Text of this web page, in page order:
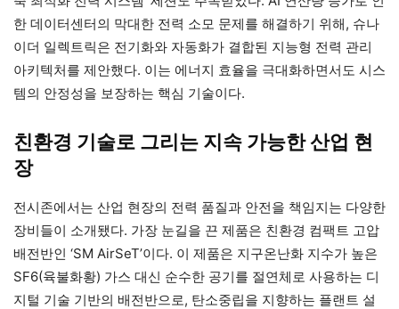
한 데이터센터의 막대한 전력 소모 문제를 해결하기 위해, 슈나
이더 일렉트릭은 전기화와 자동화가 결합된 지능형 전력 관리
아키텍처를 제안했다. 이는 에너지 효율을 극대화하면서도 시스
템의 안정성을 보장하는 핵심 기술이다.
친환경 기술로 그리는 지속 가능한 산업 현
장
전시존에서는 산업 현장의 전력 품질과 안전을 책임지는 다양한
장비들이 소개됐다. 가장 눈길을 끈 제품은 친환경 컴팩트 고압
배전반인 ‘SM AirSeT’이다. 이 제품은 지구온난화 지수가 높은
SF6(육불화황) 가스 대신 순수한 공기를 절연체로 사용하는 디
지털 기술 기반의 배전반으로, 탄소중립을 지향하는 플랜트 설